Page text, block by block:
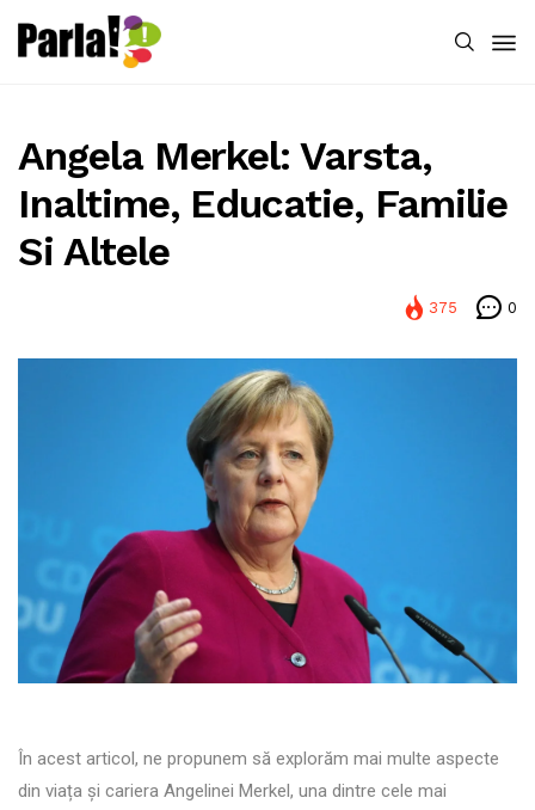
Angela Merkel: Varsta,
Inaltime, Educatie, Familie
Si Altele
375 0
În acest articol, ne propunem să explorăm mai multe aspecte
din viața și cariera Angelinei Merkel, una dintre cele mai